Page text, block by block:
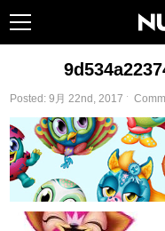
Posted: 9月 22nd, 2017 ˑ